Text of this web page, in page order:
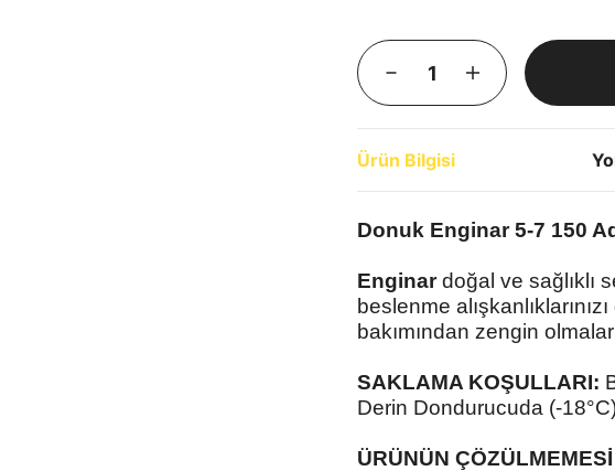
Ürün Bilgisi
Donuk Enginar 5-7 150
Enginardoğal ve sağlıklı
beslenme
bakımından zengin
SAKLAMA KOŞULLARI:
Derin Dondurucuda (-
ÜRÜNÜN